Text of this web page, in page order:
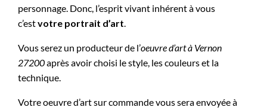
personnage. Donc, l’esprit vivant inhérent à vous
c’estvotre portrait d’art.
Vous serez un producteur de l’oeuvre d’art à Vernon
27200après avoir choisi le style, les couleurs et la
technique.
Votre oeuvre d’art sur commande vous sera envoyée à